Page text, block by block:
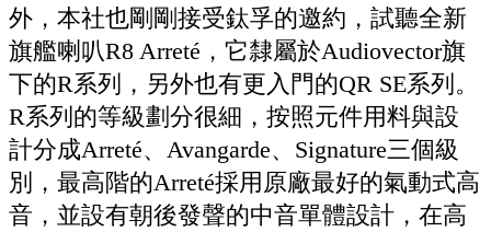
外，本社也剛剛接受鈦孚的邀約，試聽全新
旗艦喇叭R8 Arreté，它隸屬於Audiovector旗
下的R系列，另外也有更入門的QR SE系列。
R系列的等級劃分很細，按照元件用料與設
計分成Arreté、Avangarde、Signature三個級
別，最高階的Arreté採用原廠最好的氣動式高
音，並設有朝後發聲的中音單體設計，在高